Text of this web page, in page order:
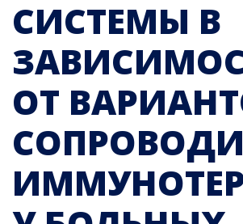
СИСТЕМЫ В
ОТ